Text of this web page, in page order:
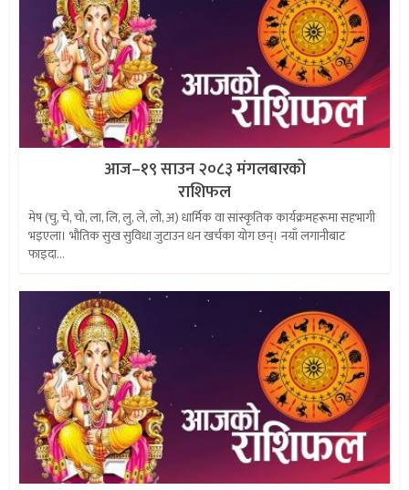
आज–१९ साउन २०८३ मंगलबारको
राशिफल
मेष (चु, चे, चो, ला, लि, लु, ले, लो, अ) धार्मिक वा सांस्कृतिक कार्यक्रमहरूमा सहभागी
भइएला। भौतिक सुख सुविधा जुटाउन धन खर्चका योग छन्। नयाँ लगानीबाट
फाइदा...